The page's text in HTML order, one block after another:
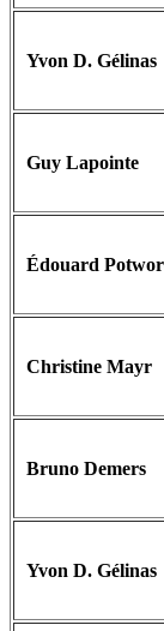
Yvon D. Gélinas
Guy Lapointe
Édouard
Christine Mayr
Bruno Demers
Yvon D. Gélinas